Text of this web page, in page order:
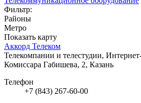
Фильтр:
Районы
Метро
Показать карту
Аккорд Телеком
Телекомпании и телестудии,
Комиссара Габишева, 2, Казань
Телефон
+7 (843) 267-60-00